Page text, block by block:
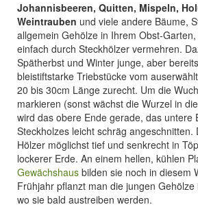
Johannisbeeren, Quitten, Mispeln,
Weintrauben und viele andere Bäume,
allgemein Gehölze in Ihrem Obst-
einfach durch Steckhölzer vermehren.
Spätherbst und Winter junge, aber
bleistiftstarke Triebstücke vom
20 bis 30cm Länge zurecht. Um die
markieren (sonst wächst die Wurzel in
wird das obere Ende gerade, das untere
Steckholzes leicht schräg angeschnitten.
Hölzer möglichst tief und senkrecht in
lockerer Erde. An einem hellen, kühlen
Gewächshaus bilden sie noch in diesem
Frühjahr pflanzt man die jungen
wo sie bald austreiben werden.